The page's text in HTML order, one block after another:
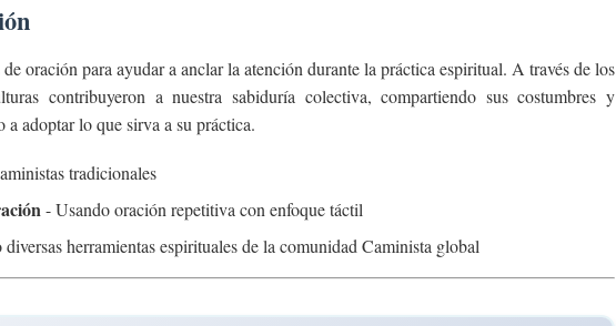
oración para ayudar a anclar la atención durante la práctica espiritual. A través de los
contribuyeron a nuestra sabiduría colectiva, compartiendo sus costumbres y
adoptar lo que sirva a su práctica.
tradicionales
- Usando oración repetitiva con enfoque táctil
herramientas espirituales de la comunidad Caminista global